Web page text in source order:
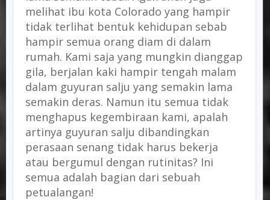
melihat ibu kota Colorado yang hampir
tidak terlihat bentuk kehidupan sebab
hampir semua orang diam di dalam
rumah. Kami saja yang mungkin dianggap
gila, berjalan kaki hampir tengah malam
dalam guyuran salju yang semakin lama
semakin deras. Namun itu semua tidak
menghapus kegembiraan kami, apalah
artinya guyuran salju dibandingkan
perasaan senang tidak harus bekerja
atau bergumul dengan rutinitas? Ini
semua adalah bagian dari sebuah
petualangan!